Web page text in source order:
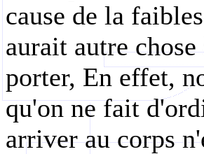
cause de la
aurait autre
porter, En effet,
qu'on ne fait
arriver au corps